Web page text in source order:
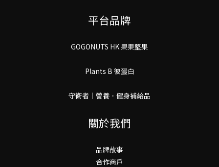
平台品牌
GOGONUTS HK 果果堅果
Plants B 彼蛋白
守衛者丨謍養．健身補給品
關於我們
品牌故事
合作商戶